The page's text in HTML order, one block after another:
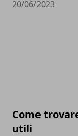
20/06/2023
Come
utili